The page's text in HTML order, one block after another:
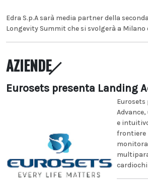
Edra S.p.A sarà media partner della
Longevity Summit che si svolgerà a Milano
AZIENDE
Eurosets presenta Landing
e
frontiere